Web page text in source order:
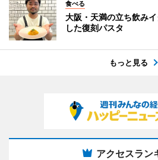
食べる
大阪・天満の立ち飲み
した復刻パスタ
もっと見る
アクセスラン